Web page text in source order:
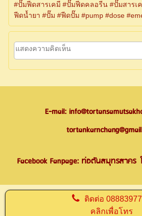
#ปั๊มฟีดสารเคมี #ปั๊มฟีดคลอรีน #ปั๊มสารเ
ฟีดน้ำยา #ปั๊ม #ฟีดปั๊ม #pump #dose
E-mail:
Facebook Fanpage: ท่อตันสมุทรสาคร
ติดต่อ
คลิกเพื่อโทร